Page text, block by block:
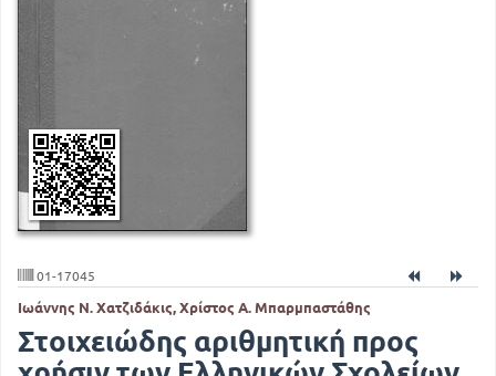
01-17045
Ιωάννης Ν. Χατζιδάκις, Χρίστος Α. Μπαρμπαστάθης
Στοιχειώδης αριθμητική προς